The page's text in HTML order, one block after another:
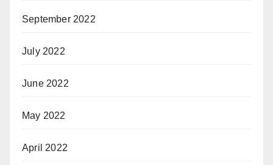
September 2022
July 2022
June 2022
May 2022
April 2022